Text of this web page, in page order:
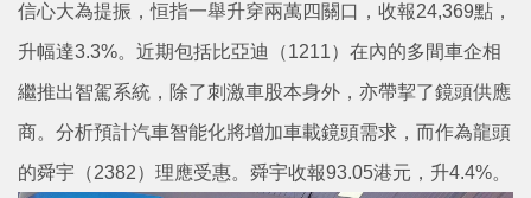
信心大為提振，恒指一舉升穿兩萬四關口，收報24,369點，
升幅達3.3%。近期包括比亞迪（1211）在內的多間車企相
繼推出智駕系統，除了刺激車股本身外，亦帶挈了鏡頭供應
商。分析預計汽車智能化將增加車載鏡頭需求，而作為龍頭
的舜宇（2382）理應受惠。舜宇收報93.05港元，升4.4%。